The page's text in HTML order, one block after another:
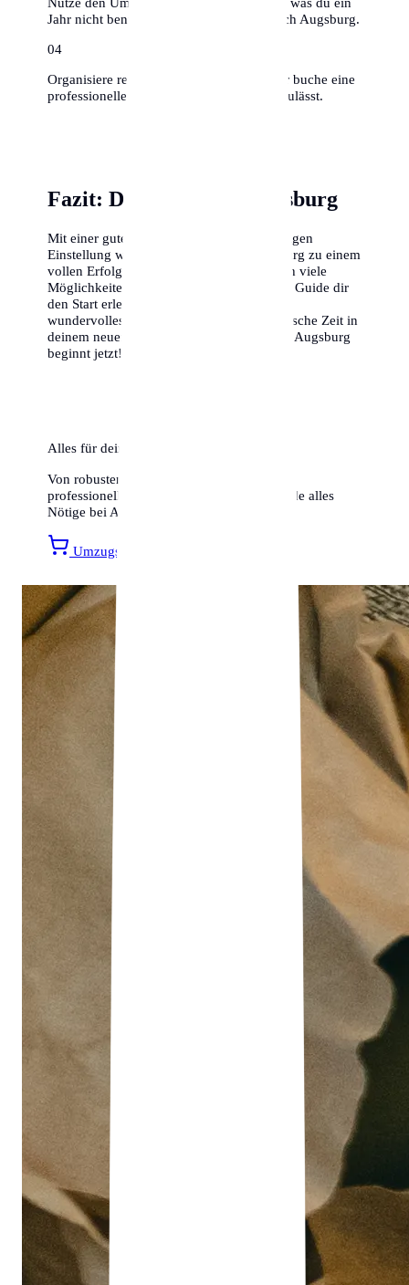
Jahr nicht benutzt hast, muss nicht mit nach Augsburg.
04
Organisiere rechtzeitig Umzugshelfer oder buche eine
professionelle Firma, falls das Budget es zulässt.
Fazit: Dein Erfolg in Augsburg
Mit einer guten Vorbereitung und der richtigen
Einstellung wird dein Umzug nach Augsburg zu einem
vollen Erfolg. Die Stadt bietet dir unendlich viele
Möglichkeiten, und wir hoffen, dass dieser Guide dir
den Start erleichtert. Wir wünschen dir ein
wundervolles Ankommen und eine fantastische Zeit in
deinem neuen Zuhause. Dein Abenteuer in Augsburg
beginnt jetzt!
Alles für deinen Umzug
Von robusten Umzugskartons bis hin zu
professionellen Transportsicherungen – finde alles
Nötige bei Amazon.
Umzugsmaterial entdecken »